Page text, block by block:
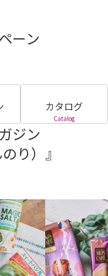
ーン
カタログ
Catalog
ジン
り）』